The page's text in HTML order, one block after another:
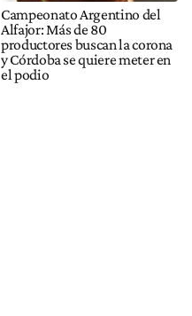
Campeonato Argentino del
Alfajor: Más de 80
productores buscan la corona
y Córdoba se quiere meter en
el podio